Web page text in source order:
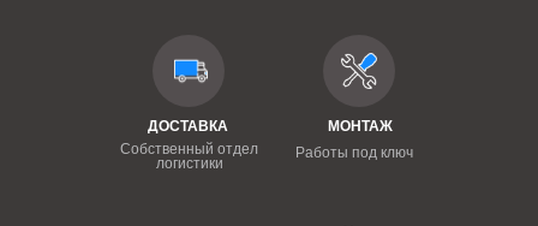
ДОСТАВКА
Собственный отдел
логистики
МОНТАЖ
Работы под ключ